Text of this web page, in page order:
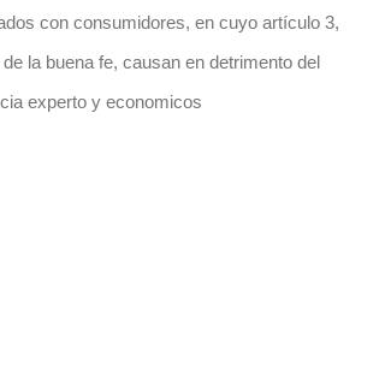
con consumidores, en cuyo artículo 3,
la buena fe, causan en detrimento del
experto y economicos